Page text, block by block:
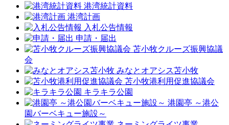
港湾統計資料
港湾計画
入札公告情報
申請・届出
苫小牧クルーズ振興協議
会
みなとオアシス苫小牧
苫小牧港利用促進協議会
キラキラ公園
港園亭 ～港公
園バーベキュー施設～